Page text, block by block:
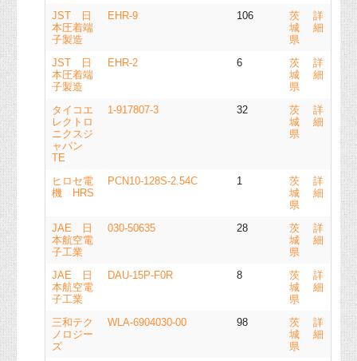
JST 日
本圧着端
子製造
EHR-9 106
茨
城
県
詳
細
JST 日
本圧着端
子製造
EHR-2 6
茨
城
県
詳
細
タイコエ
レクトロ
ニクスジ
ャパン
TE
1-917807-3 32
茨
城
県
詳
細
ヒロセ電
機 HRS
PCN10-128S-2.54C 1
茨
城
県
詳
細
JAE 日
本航空電
子工業
030-50635 28
茨
城
県
詳
細
JAE 日
本航空電
子工業
DAU-15P-F0R 8
茨
城
県
詳
細
三和テク
ノロジー
ズ
WLA-6904030-00 98
茨
城
県
詳
細